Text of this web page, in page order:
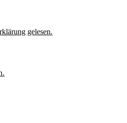
gelesen.